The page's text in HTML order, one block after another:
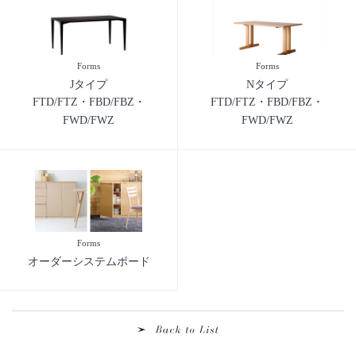
Forms
Jタイプ
FTD/FTZ・FBD/FBZ・
FWD/FWZ
Forms
Nタイプ
FTD/FTZ・FBD/FBZ・
FWD/FWZ
Forms
オーダーシステムボード